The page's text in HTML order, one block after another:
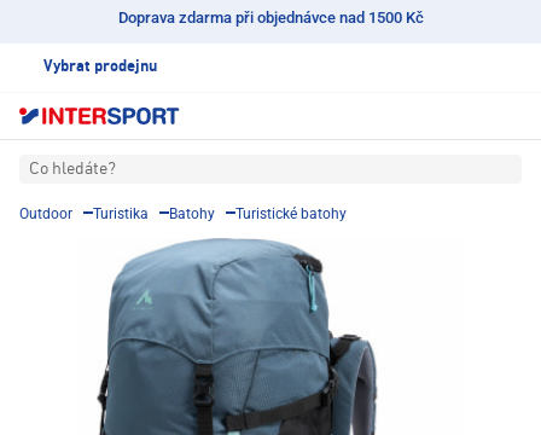
Doprava zdarma při objednávce nad 1500 Kč
Vybrat prodejnu
Co hledáte?
Outdoor Turistika Batohy Turistické batohy